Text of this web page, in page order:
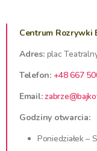
Centrum Rozrywki
Adres:plac
Telefon: +48 667
Email:
Godziny otwarcia:
Poniedziałek –